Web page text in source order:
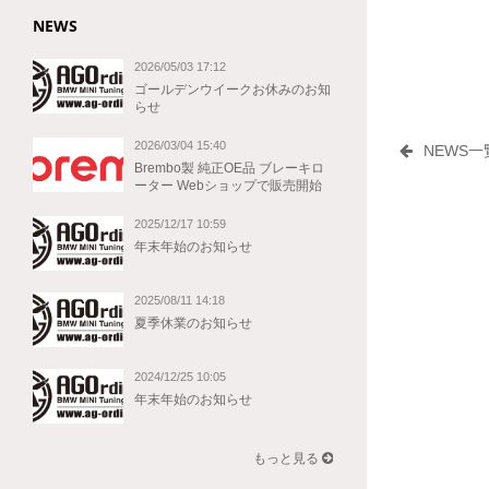
NEWS
2026/05/03 17:12
ゴールデンウイークお休みのお知
らせ
2026/03/04 15:40
Brembo製 純正OE品 ブレーキロ
ーター Webショップで販売開始
2025/12/17 10:59
年末年始のお知らせ
2025/08/11 14:18
夏季休業のお知らせ
2024/12/25 10:05
年末年始のお知らせ
もっと見る
NEWS一